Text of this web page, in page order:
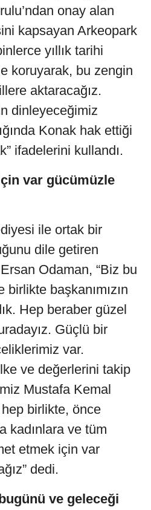
onay alan
kapsayan Arkeopark
yıllık tarihi
koruyarak, bu zengin
aktaracağız.
dinleyeceğimiz
Konak hak ettiği
ifadelerini kullandı.
var gücümüzle
ile ortak bir
dile getiren
Odaman, “Biz bu
başkanımızın
Hep beraber güzel
Güçlü bir
var.
ve değerlerini takip
Mustafa Kemal
birlikte, önce
kadınlara ve tüm
etmek için var
dedi.
ve geleceği